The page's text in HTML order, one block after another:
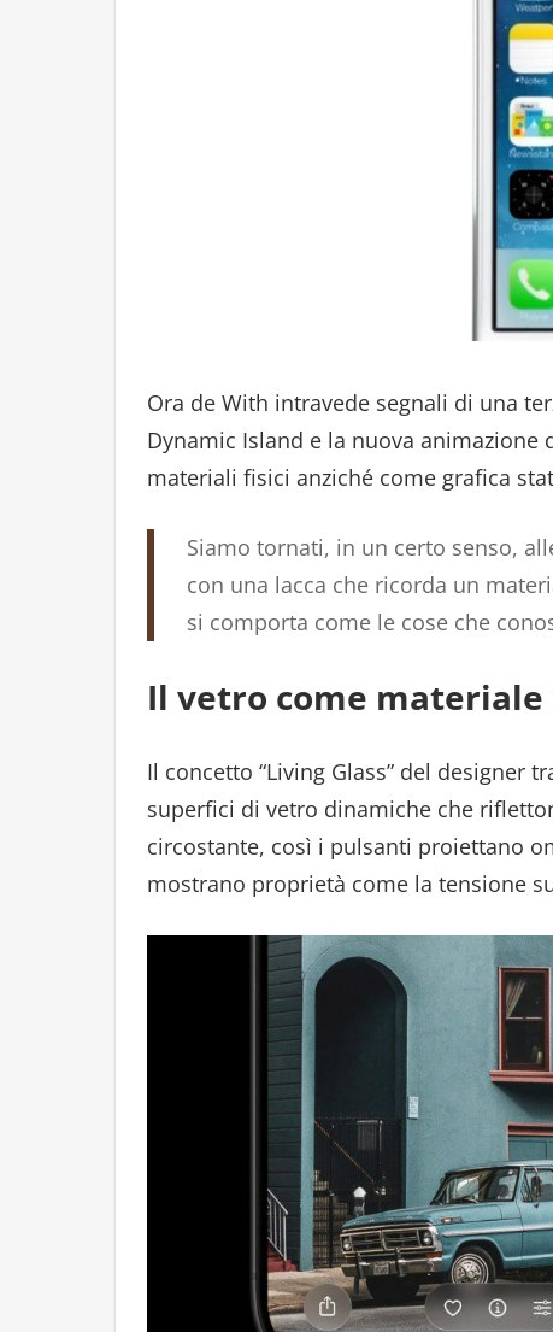
Ora de With intravede segnali di una
Dynamic Island e la nuova
materiali fisici anziché come grafica
Siamo tornati, in un certo senso,
con una lacca che ricorda un
si comporta come le cose che
Il vetro come
Il concetto “Living Glass” del designer
superfici di vetro dinamiche che
circostante, così i pulsanti proiettano
mostrano proprietà come la tensione